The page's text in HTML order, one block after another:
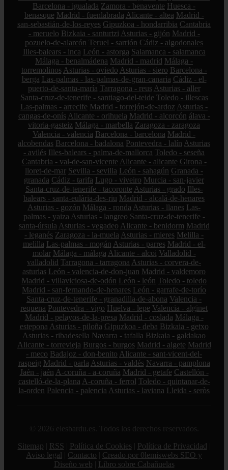
Barcelona - igualada Zamora - benavente Huesca -
benasque Madrid - fuenlabrada Alicante - altea Madrid -
san-sebastián-de-los-reyes Gipuzkoa - hondarribia Cantabria
- meruelo Bizkaia - santurtzi Asturias - gijón Madrid -
pozuelo-de-alarcón Teruel - sarrión Cádiz - algodonales
Illes-balears - inca León - astorga Salamanca - salamanca
Málaga - benalmádena Madrid - madrid Málaga -
torremolinos Asturias - oviedo Asturias - siero Barcelona -
berga Las-palmas - las-palmas-de-gran-canaria Cádiz - el-
puerto-de-santa-maría Tarragona - reus Asturias - aller
Santa-cruz-de-tenerife - santiago-del-teide Toledo - illescas
Las-palmas - arrecife Madrid - torrejón-de-ardoz Asturias -
cangas-de-onís Alicante - orihuela Madrid - alcorcón álava -
vitoria-gasteiz Málaga - marbella Zaragoza - zaragoza
Valencia - valencia Barcelona - barcelona Madrid -
alcobendas Barcelona - badalona Pontevedra - lalín Asturias
- avilés
Illes-balears - palma-de-mallorca Toledo - seseña
Cantabria - val-de-san-vicente Alicante - alicante Girona -
lloret-de-mar Sevilla - sevilla León - sahagún Granada -
granada Cádiz - tarifa Lugo - viveiro Murcia - san-javier
Santa-cruz-de-tenerife - tacoronte Asturias - grado
Illes-
balears - santa-eulària-des-riu Madrid - alcalá-de-henares
Asturias - gozón Málaga - ronda Asturias - llanes Las-
palmas - yaiza Asturias - langreo Santa-cruz-de-tenerife -
santa-úrsula Asturias - vegadeo Alicante - benidorm Madrid
- leganés Zaragoza - la-muela Asturias - mieres Melilla -
melilla Las-palmas - mogán Asturias - parres Madrid - el-
molar Málaga - málaga Alicante - alcoi Valladolid -
valladolid Tarragona - tarragona Asturias - corvera-de-
asturias León - valencia-de-don-juan Madrid - valdemoro
Madrid - villaviciosa-de-odón León - león Toledo - toledo
Madrid - san-fernando-de-henares León - garrafe-de-torío
Santa-cruz-de-tenerife - granadilla-de-abona Valencia -
requena Pontevedra - vigo Huelva - lepe Valencia - alginet
Madrid - pelayos-de-la-presa Madrid - coslada Málaga -
estepona Asturias - piloña Gipuzkoa - deba Bizkaia - getxo
Asturias - ribadesella Navarra - tafalla Bizkaia - galdakao
Alicante - torrevieja Burgos - burgos Madrid - algete Madrid
- meco Badajoz - don-benito Alicante - sant-vicent-del-
raspeig Madrid - parla Asturias - valdés Navarra - pamplona
Jaén - jaén A-coruña - a-coruña Madrid - getafe Castellón -
castelló-de-la-plana A-coruña - ferrol Toledo - quintanar-de-
la-orden Palencia - palencia Asturias - laviana Lleida - seròs
© 2026 elesbardu.es. Todos los derechos reservados.
Sitemap
RSS Política de Cookies Política de Privacidad
Aviso legal
Contacto
Creado por 0lemiswebs SEO y
Diseño web
Libro sobre Cabañuelas